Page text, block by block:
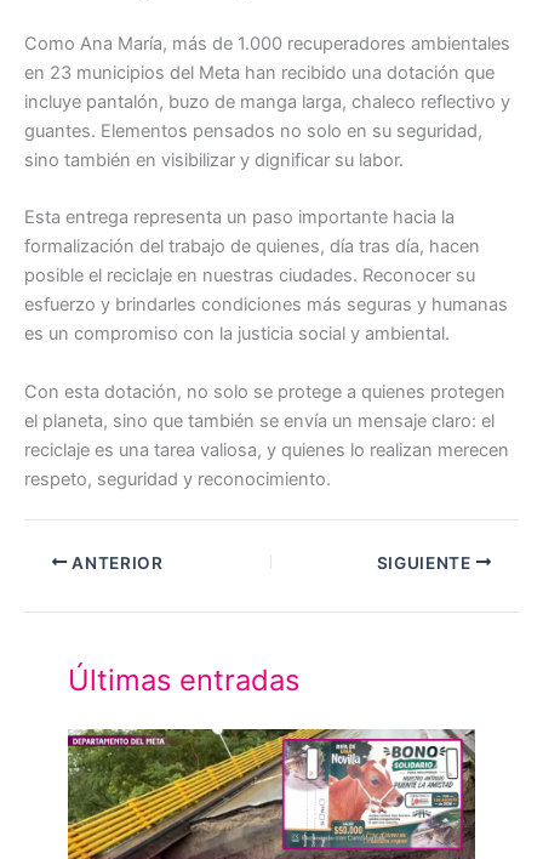
Como Ana María, más de 1.000 recuperadores ambientales
en 23 municipios del Meta han recibido una dotación que
incluye pantalón, buzo de manga larga, chaleco reflectivo y
guantes. Elementos pensados no solo en su seguridad,
sino también en visibilizar y dignificar su labor.
Esta entrega representa un paso importante hacia la
formalización del trabajo de quienes, día tras día, hacen
posible el reciclaje en nuestras ciudades. Reconocer su
esfuerzo y brindarles condiciones más seguras y humanas
es un compromiso con la justicia social y ambiental.
Con esta dotación, no solo se protege a quienes protegen
el planeta, sino que también se envía un mensaje claro: el
reciclaje es una tarea valiosa, y quienes lo realizan merecen
respeto, seguridad y reconocimiento.
ANTERIOR SIGUIENTE
Últimas entradas